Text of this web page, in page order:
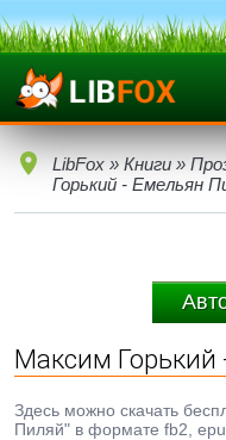
LibFox » Книги »
Горький - Емельян
Максим Горький
Здесь можно скачать
Пиляй" в формате fb2,